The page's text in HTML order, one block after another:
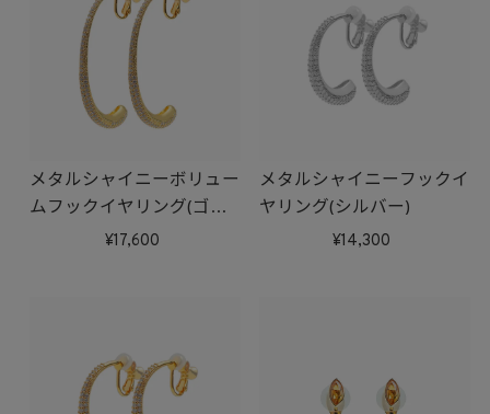
メタルシャイニーボリュー
ムフックイヤリング(ゴー
17,600
メタルシャイニーフックイ
ヤリング(シルバー)
14,300